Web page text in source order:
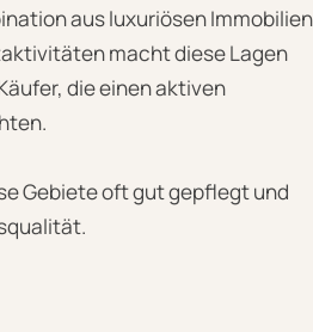
aus luxuriösen Immobilien
macht diese Lagen
die einen aktiven
Gebiete oft gut gepflegt und